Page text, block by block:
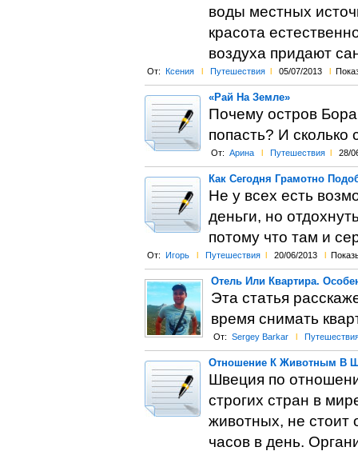
воды местных
красота
воздуха придают
От: Ксения l Путешествия l 05/07/2013 l
«Рай На Земле»
Почему остров
попасть? И сколько
От: Арина l Путешествия l 28/
Как Сегодня Грамотно
Не у всех есть
деньги, но
потому что там и
От: Игорь l Путешествия l 20/06/2013 l
Отель Или Квартира.
Эта статья
время снимать
От: Sergey Barkar l
Отношение К Животным В
Швеция по
строгих стран в
животных, не стоит
часов в день.